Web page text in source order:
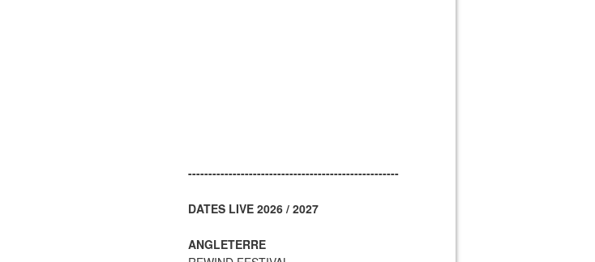
----------------------------------------------------
DATES LIVE 2026 / 2027
ANGLETERRE